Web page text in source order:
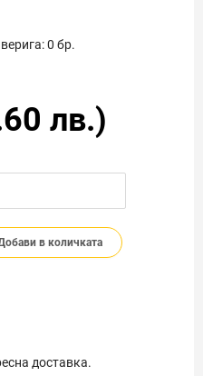
0 бр.
лв.)
в количката
доставка.